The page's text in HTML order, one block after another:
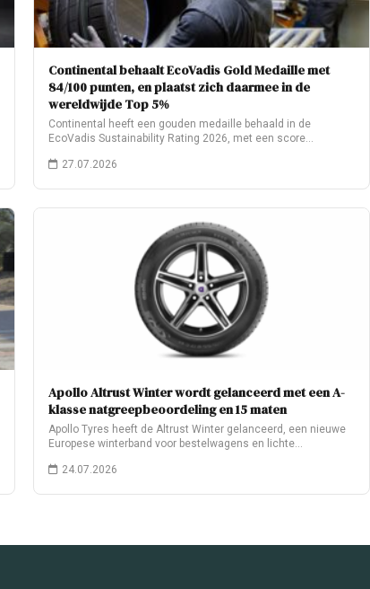
Continental behaalt EcoVadis Gold Medaille met
84/100 punten, en plaatst zich daarmee in de
wereldwijde Top 5%
Continental heeft een gouden medaille behaald in de
EcoVadis Sustainability Rating 2026, met een score…
27.07.2026
Apollo Altrust Winter wordt gelanceerd met een A-
klasse natgreepbeoordeling en 15 maten
Apollo Tyres heeft de Altrust Winter gelanceerd, een nieuwe
Europese winterband voor bestelwagens en lichte…
24.07.2026